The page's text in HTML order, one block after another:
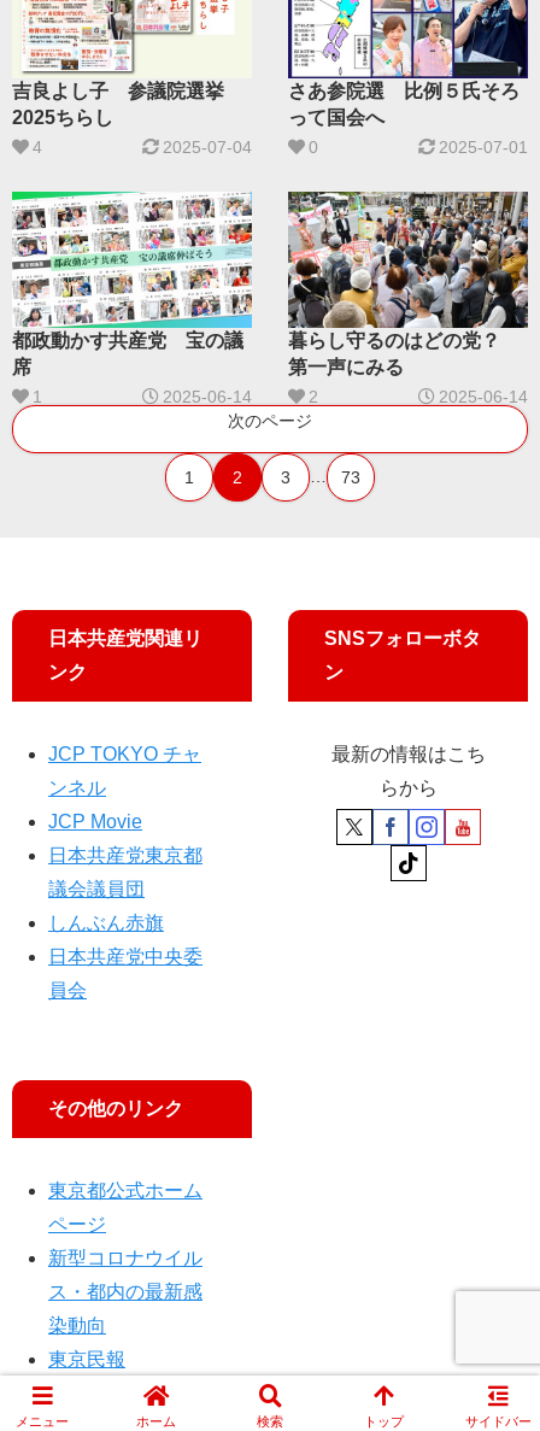
吉良よし子 参議院選挙
2025ちらし
4 2025-07-04
さあ参院選 比例５氏そろ
って国会へ
0 2025-07-01
都政動かす共産党 宝の議
席
1 2025-06-14
暮らし守るのはどの党？
第一声にみる
2
2025-06-14
次のページ
1 2 3 … 73
日本共産党関連リ
ンク
JCP TOKYO チャ
ンネル
JCP Movie
日本共産党東京都
議会議員団
しんぶん赤旗
日本共産党中央委
員会
その他のリンク
東京都公式ホーム
ページ
新型コロナウイル
ス・都内の最新感
染動向
東京民報
SNSフォローボタ
ン
最新の情報はこち
らから
© 2014 JCP TOKYO.
メニュー ホーム 検索 トップ サイドバー